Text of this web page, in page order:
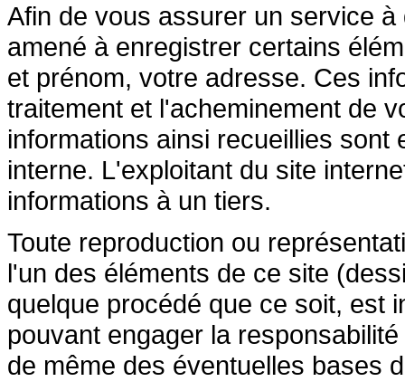
Afin de vous assurer un service
amené à enregistrer certains
et prénom, votre adresse. Ces
traitement et l'acheminement de
informations ainsi recueillies
interne. L'exploitant du site
informations à un tiers.
Toute reproduction ou
l'un des éléments de ce site
quelque procédé que ce soit, est
pouvant engager la
de même des éventuelles bases